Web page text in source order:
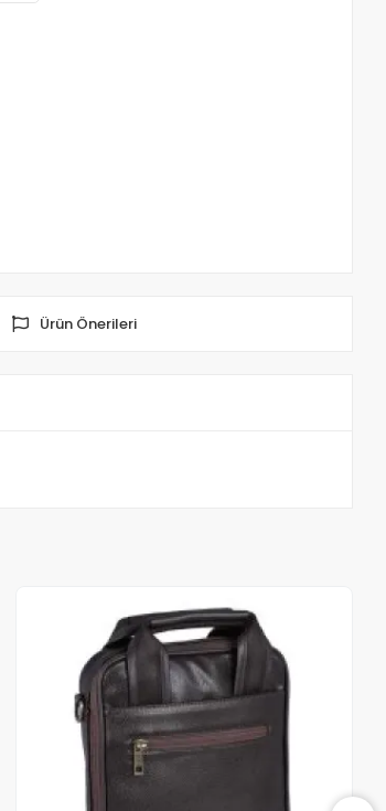
Ürün Önerileri